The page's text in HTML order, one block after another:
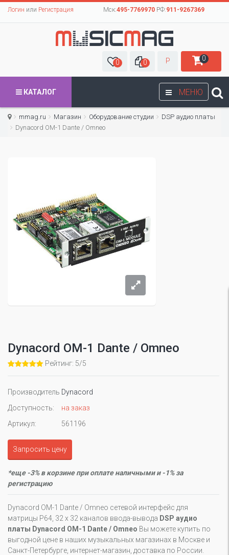
Логин или Регистрация Мск:495-7769970РФ:911-9267369
0 0 Р 0
МЕНЮ
КАТАЛОГ
mmag.ru Магазин Оборудование студии
DSP аудио платы
Dynacord OM-1 Dante / Omneo
Dynacord OM-1 Dante / Omneo
Рейтинг: 5/5
Производитель Dynacord
Доступность:
на заказ
Артикул:
561196
Запросить цену
*еще -3% в корзине при оплате наличными и -1% за
регистрацию
Dynacord OM-1 Dante / Omneo сетевой интерфейс для
матрицы P64, 32 х 32 каналов ввода-вывода DSP аудио
платы Dynacord OM-1 Dante / Omneo Вы можете купить по
выгодной цене в наших музыкальных магазинах в Москве и
Санкт-Петербурге, интернет-магазин, доставка по России.